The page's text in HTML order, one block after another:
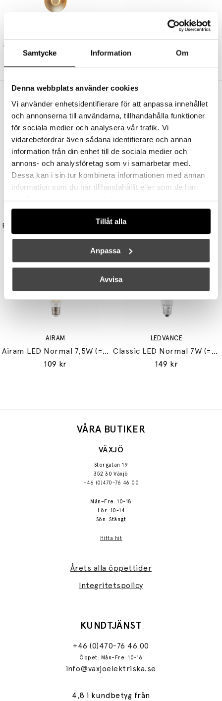
Samtycke Information Om
Denna webbplats använder cookies
Vi använder enhetsidentifierare för att anpassa innehållet
och annonserna till användarna, tillhandahålla funktioner
för sociala medier och analysera vår trafik. Vi
vidarebefordrar även sådana identifierare och annan
information från din enhet till de sociala medier och
annons- och analysföretag som vi samarbetar med.
Dessa kan i sin tur kombinera informationen med annan
information som du har tillhandahållit eller som de har
samlat in när du har använt deras tjänster.
Tillåt alla
Anpassa
Avvisa
Sasi Vägglampa Large Brass
9999 kr
1839 kr
Andra köpte även
Reflektor MR11 28W (=35W) GU10
149 kr
3395 kr 3056 kr
AIRAM
Airam LED Normal 7,5W (=60W) E27
109 kr
LEDVANCE
Classic LED Normal 7W (=60W) E27
149 kr
VÅRA BUTIKER
VÄXJÖ
Storgatan 19
352 30 Växjö
+46 (0)470-76 46 00
Mån–Fre: 10-18
Lör: 10-14
Sön: Stängt
Hitta hit
Årets alla öppettider
Integritetspolicy
KUNDTJÄNST
+46 (0)470-76 46 00
Öppet: Mån–Fre: 10-16
info@vaxjoelektriska.se
4,8 i kundbetyg från